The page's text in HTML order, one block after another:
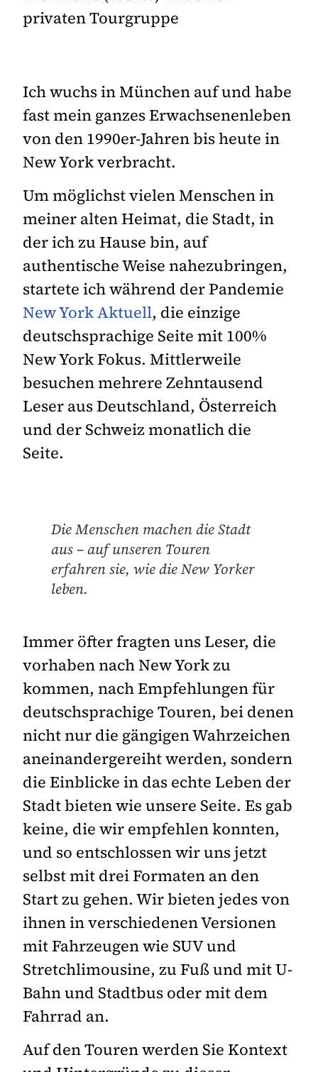
privaten Tourgruppe
Ich wuchs in München auf und habe
fast mein ganzes Erwachsenenleben
von den 1990er-Jahren bis heute in
New York verbracht.
Um möglichst vielen Menschen in
meiner alten Heimat, die Stadt, in
der ich zu Hause bin, auf
authentische Weise nahezubringen,
startete ich während der Pandemie
New York Aktuell, die einzige
deutschsprachige Seite mit 100%
New York Fokus. Mittlerweile
besuchen mehrere Zehntausend
Leser aus Deutschland, Österreich
und der Schweiz monatlich die
Seite.
Die Menschen machen die Stadt
aus – auf unseren Touren
erfahren sie, wie die New Yorker
leben.
Immer öfter fragten uns Leser, die
vorhaben nach New York zu
kommen, nach Empfehlungen für
deutschsprachige Touren, bei denen
nicht nur die gängigen Wahrzeichen
aneinandergereiht werden, sondern
die Einblicke in das echte Leben der
Stadt bieten wie unsere Seite. Es gab
keine, die wir empfehlen konnten,
und so entschlossen wir uns jetzt
selbst mit drei Formaten an den
Start zu gehen. Wir bieten jedes von
ihnen in verschiedenen Versionen
mit Fahrzeugen wie SUV und
Stretchlimousine, zu Fuß und mit U-
Bahn und Stadtbus oder mit dem
Fahrrad an.
Auf den Touren werden Sie Kontext